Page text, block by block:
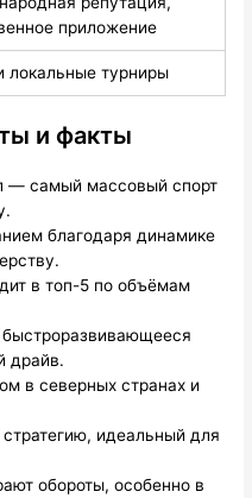
приложение
локальные турниры
и факты
— самый массовый спорт
благодаря динамике
в топ-5 по объёмам
драйв.
в северных странах и
стратегию, идеальный для
обороты, особенно в